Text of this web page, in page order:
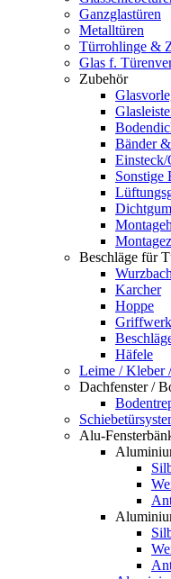
Ganzglastüren
Metalltüren
Türrohlinge &
Glas f.
Zubehör
Bänder
Einsteck/
Sonstige
Beschläge für
Karcher
Hoppe
Griffwerk
Häfele
Leime / Kleber
Dachfenster /
Alu-